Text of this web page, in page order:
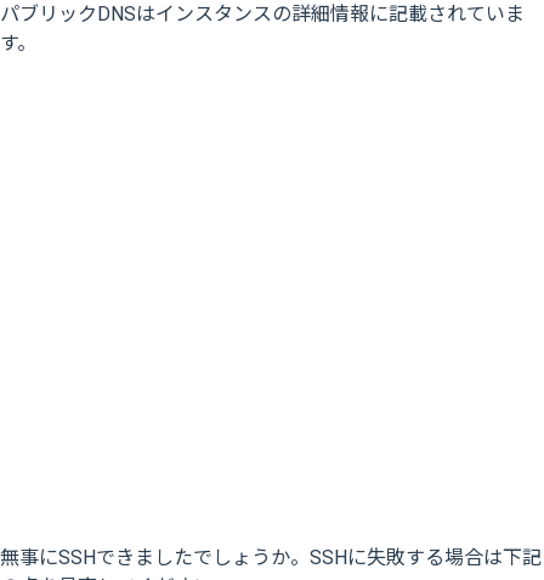
パブリックDNSはインスタンスの詳細情報に記載されていま
す。
無事にSSHできましたでしょうか。SSHに失敗する場合は下記